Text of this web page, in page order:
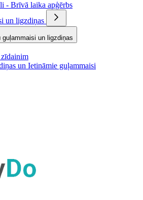
- Brīvā laika apģērbs
un ligzdiņas
guļammaisi un ligzdiņas
un Ietināmie guļammaisi